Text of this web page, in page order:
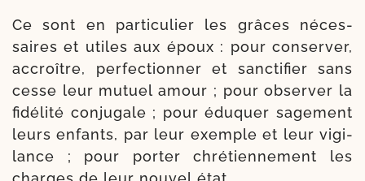
Ce sont en par­ti­cu­lier les grâces néces­
saires et utiles aux époux : pour conser­ver,
accroître, per­fec­tion­ner et sanc­ti­fier sans
cesse leur mutuel amour ; pour obser­ver la
fidé­li­té conju­gale ; pour édu­quer sage­ment
leurs enfants, par leur exemple et leur vigi­
lance ; pour por­ter chré­tien­ne­ment les